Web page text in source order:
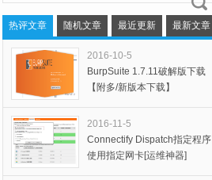
热评文章 随机文章 最近更新 最新文章
2016-10-5
BurpSuite 1.7.11破解版下载
【附多/新版本下载】
2016-11-5
Connectify Dispatch指定程序
使用指定网卡[运维神器]